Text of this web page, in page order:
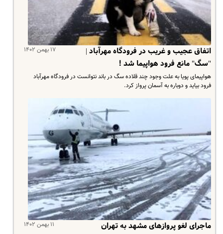
۱۷ بهمن ۱۴۰۲
اتفاق عجیب و غریب در فرودگاه مهرآباد |
"سگ" مانع فرود هواپیما شد !
هواپیمای پویا به علت وجود چند قلاده سگ در باند نتوانست در فرودگاه مهرآباد
فرود بیاید و دوباره به آسمان پرواز کرد.
۱۱ بهمن ۱۴۰۲ ماجرای لغو پروازهای مشهد به تهران